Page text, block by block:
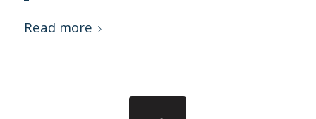
Read more